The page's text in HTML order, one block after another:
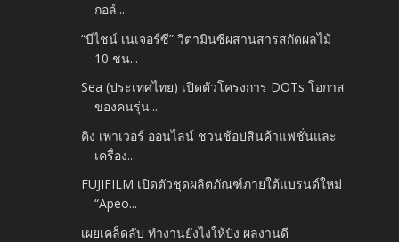
กอล์...
“บีไชน์ เนเจอร์ซี” วิตามินซีผสานสารสกัดผลไม้
10 ชน...
Sea (ประเทศไทย) เปิดตัวโครงการ DOTs โอกาส
ของคนรุ่น...
คิง เพาเวอร์ ออนไลน์ ชวนช้อปสินค้าแฟชั่นและ
เครื่อง...
FUJIFILM เปิดตัวชุดผลิตภัณฑ์ภายใต้แบรนด์ใหม่
“Apeo...
เผยเคล็ดลับ ทำงานยังไงให้ปัง ผลงานดี